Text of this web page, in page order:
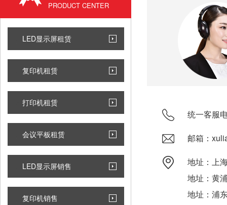
PRODUCT CENTER
LED显示屏租赁
复印机租赁
打印机租赁
会议平板租赁
LED显示屏销售
复印机销售
统一客服
邮箱：
地址：上
地址：黄
地址：浦